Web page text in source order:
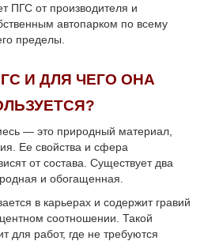
ПГС от производителя и
автопарком по всему
пределы.
И ДЛЯ ЧЕГО ОНА
— это природный материал,
Ее свойства и сфера
от состава. Существует два
и обогащенная.
в карьерах и содержит гравий
соотношении. Такой
для работ, где не требуются